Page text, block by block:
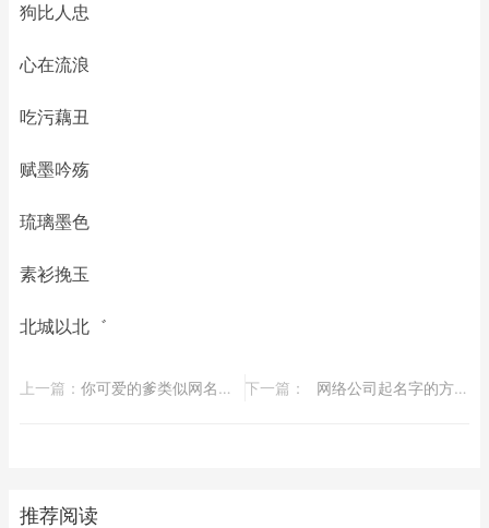
狗比人忠
心在流浪
吃污藕丑
赋墨吟殇
琉璃墨色
素衫挽玉
北城以北゛
上一篇： ​你可爱的爹类似网名，你可爱的爹个性网名：Cruse(73个) 下一篇： ​网络公司起名字的方法 企业热门喜用字解析
推荐阅读